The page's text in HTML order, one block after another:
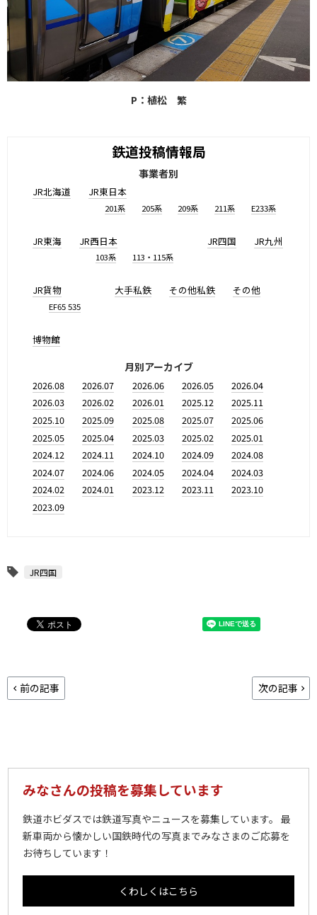
P：植松 繁
鉄道投稿情報局
事業者別
JR北海道 JR東日本
201系 205系 209系 211系 E233系
JR東海 JR西日本
103系 113・115系
JR四国 JR九州
JR貨物
EF65 535
大手私鉄 その他私鉄 その他
博物館
月別アーカイブ
2026.08 2026.07 2026.06 2026.05
2026.04
2026.03
2026.02 2026.01 2025.12
2025.11
2025.10
2025.09 2025.08 2025.07
2025.06
2025.05
2025.04 2025.03 2025.02
2025.01
2024.12
2024.11 2024.10 2024.09
2024.08
2024.07
2024.06 2024.05 2024.04
2024.03
2024.02
2024.01 2023.12 2023.11
2023.10
2023.09
JR四国
前の記事 次の記事
みなさんの投稿を募集しています
鉄道ホビダスでは鉄道写真やニュースを募集しています。 最
新車両から懐かしい国鉄時代の写真までみなさまのご応募を
お待ちしています！
くわしくはこちら